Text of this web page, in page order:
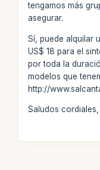
tengamos más
asegurar.
Sí, puede alquilar
US$ 18 para el
por toda la
modelos que
http://
Saludos cordiales,